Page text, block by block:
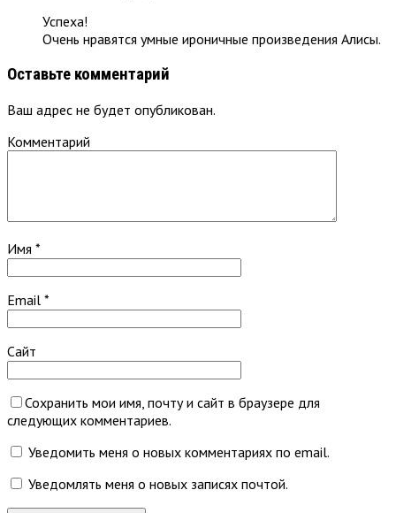
Успеха!
Очень нравятся умные ироничные произведения Алисы.
Оставьте комментарий
Ваш адрес не будет опубликован.
Комментарий
Имя *
Email *
Сайт
Сохранить мои имя, почту и сайт в браузере для
следующих комментариев.
Уведомить меня о новых комментариях по email.
Уведомлять меня о новых записях почтой.